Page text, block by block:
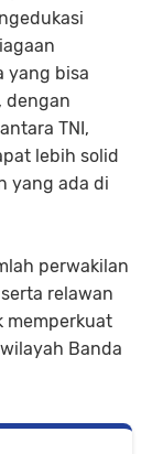
yang bisa
dengan
TNI,
lebih solid
yang ada di
perwakilan
relawan
memperkuat
Banda